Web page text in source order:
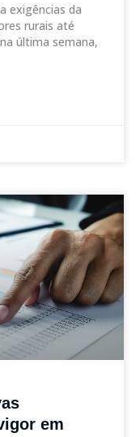
exigências da
rurais até
última semana,
em